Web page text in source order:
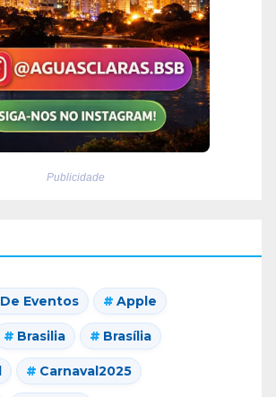
Publicidade
Eventos Apple
Brasilia Brasília
Carnaval2025